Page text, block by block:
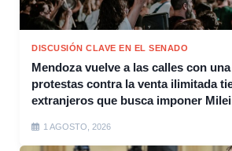
DISCUSIÓN CLAVE EN EL SENADO
Mendoza vuelve a las calles con
protestas contra la venta ilimitada
extranjeros que busca imponer Milei
1 AGOSTO, 2026